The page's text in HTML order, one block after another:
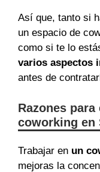
Así que, tanto si
un espacio de
como si te lo
varios aspectos
antes de
Razones
coworking en
Trabajar en un
mejoras la